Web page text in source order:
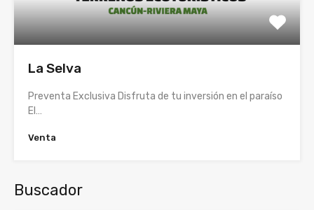
La Selva
Preventa Exclusiva Disfruta de tu inversión en el paraíso
El…
Venta
Buscador